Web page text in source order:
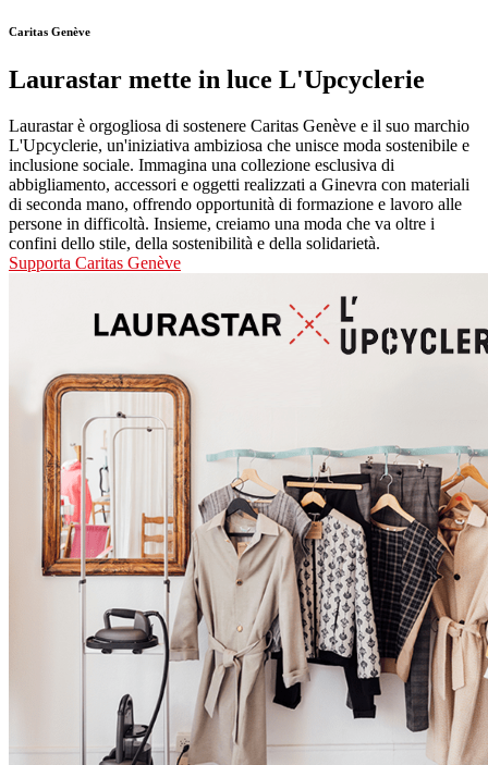
Caritas Genève
Laurastar mette in luce L'Upcyclerie
Laurastar è orgogliosa di sostenere Caritas Genève e il suo marchio
L'Upcyclerie, un'iniziativa ambiziosa che unisce moda sostenibile e
inclusione sociale. Immagina una collezione esclusiva di
abbigliamento, accessori e oggetti realizzati a Ginevra con materiali
di seconda mano, offrendo opportunità di formazione e lavoro alle
persone in difficoltà. Insieme, creiamo una moda che va oltre i
confini dello stile, della sostenibilità e della solidarietà.
Supporta Caritas Genève